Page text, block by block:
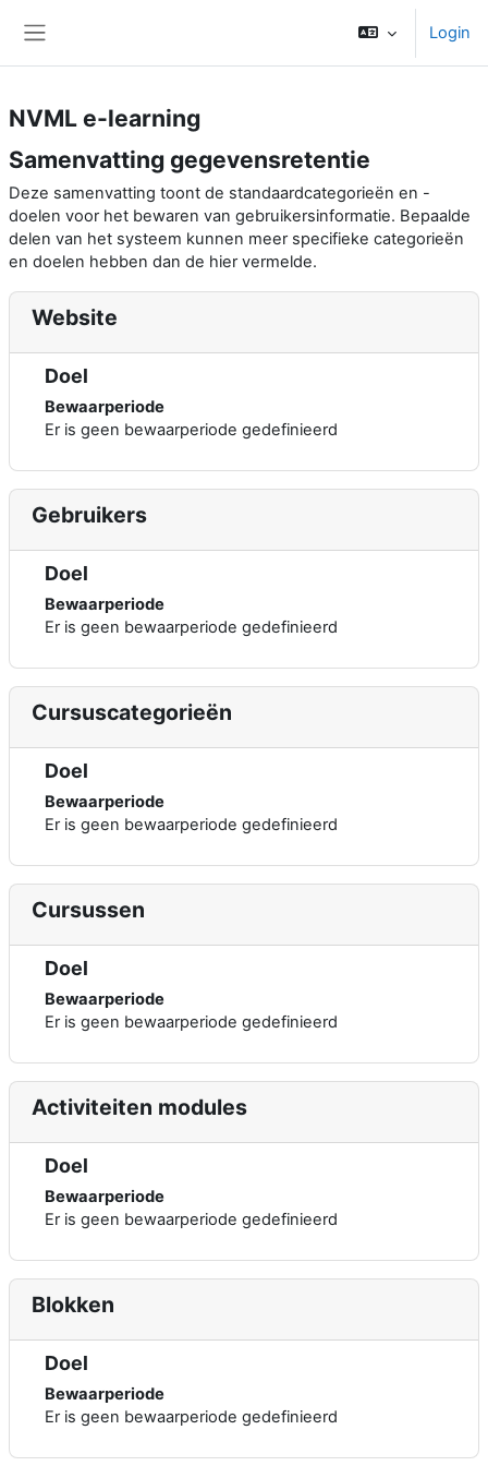
Login
NVML e-learning
Samenvatting gegevensretentie
Deze samenvatting toont de standaardcategorieën en -
doelen voor het bewaren van gebruikersinformatie. Bepaalde
delen van het systeem kunnen meer specifieke categorieën
en doelen hebben dan de hier vermelde.
Website
Doel
Bewaarperiode
Er is geen bewaarperiode gedefinieerd
Gebruikers
Doel
Bewaarperiode
Er is geen bewaarperiode gedefinieerd
Cursuscategorieën
Doel
Bewaarperiode
Er is geen bewaarperiode gedefinieerd
Cursussen
Doel
Bewaarperiode
Er is geen bewaarperiode gedefinieerd
Activiteiten modules
Doel
Bewaarperiode
Er is geen bewaarperiode gedefinieerd
Blokken
Doel
Bewaarperiode
Er is geen bewaarperiode gedefinieerd